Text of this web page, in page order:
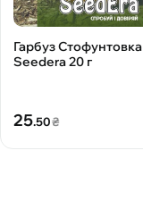
Гарбуз Стофунтовка
Seedera 20 г
25.50₴